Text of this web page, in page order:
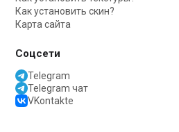
Как установить скин?
Карта сайта
Соцсети
Telegram
Telegram чат
VKontakte